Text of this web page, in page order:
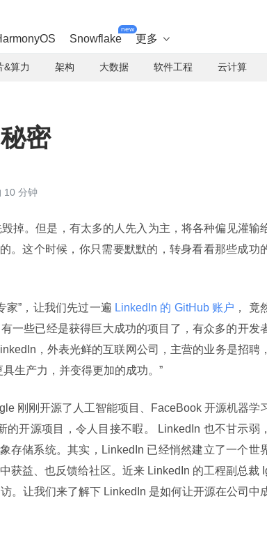
Snowflake
new
更多 
&算力 架构 大数据 软件工程 云计算
密
10 分钟
掉。但是，有太多的人先入为主，将各种偏见灌输
。这个时候，你只需要默默的，转身看看那些成功
家”，让我们先过一遍 LinkedIn 的 GitHub 账户 ， 竟
一些已经是获得巨大成功的项目了，有众多的开发
，外表光鲜的互联网公司，主营的业务是招聘，
生产力，并变得更加的成功。”
刚刚开源了人工智能项目、FaceBook 开源机器学
的开源项目，令人目接不暇。 LinkedIn 也不甘示弱，
存储系统。其实，LinkedIn 已经悄然建立了一个世
获益、也反馈给社区。近来 LinkedIn 的工程副总裁
。让我们来了解下 LinkedIn 是如何让开源在公司中